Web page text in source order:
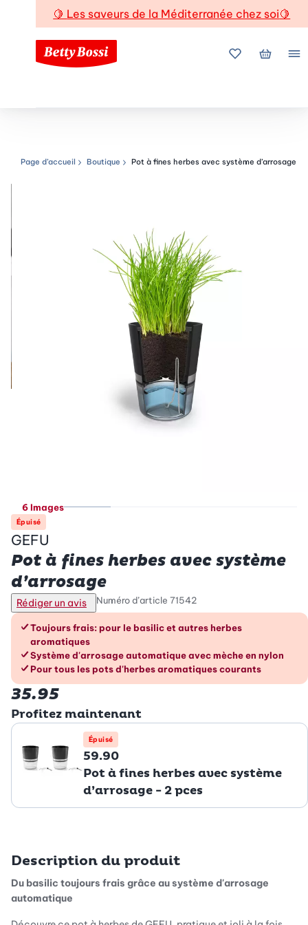
🍋 Les saveurs de la Méditerranée chez soi🍋
Mes favoris
Mon
Chemin de navigation
Page d’accueil Boutique Pot à fines herbes avec système d’arrosage
6 Images
Épuisé
GEFU
Pot à fines herbes avec système
d’arrosage
Rédiger un avis Numéro d’article 71542
Les avantages en un coup d’œil
Toujours frais: pour le basilic et autres herbes
aromatiques
Système d'arrosage automatique avec mèche en nylon
Pour tous les pots d'herbes aromatiques courants
35.95
Profitez maintenant
Épuisé
59.90
Pot à fines herbes avec système
d’arrosage - 2 pces
Description du produit
Du basilic toujours frais grâce au système d'arrosage
automatique